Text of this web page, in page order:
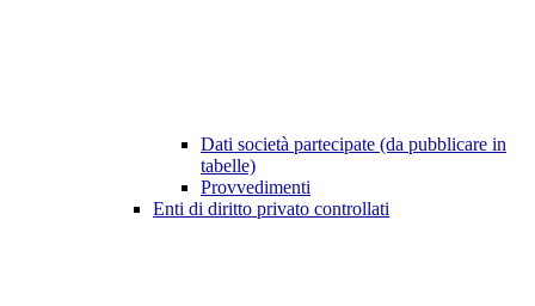
Dati società partecipate (da pubblicare in
tabelle)
Provvedimenti
Enti di diritto privato controllati